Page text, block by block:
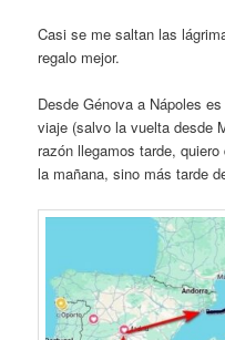
Casi se me saltan las
regalo mejor.
Desde Génova a Nápoles
viaje (salvo la vuelta desde
razón llegamos tarde,
la mañana, sino más tarde